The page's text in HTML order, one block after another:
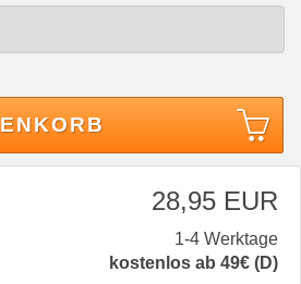
28,95 EUR
1-4 Werktage
kostenlos ab 49€ (D)